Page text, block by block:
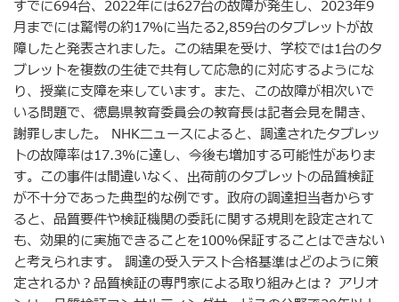
すでに694台、2022年には627台の故障が発生し、2023年9
月までには驚愕の約17％に当たる2,859台のタブレットが故
障したと発表されました。この結果を受け、学校では1台のタ
ブレットを複数の生徒で共有して応急的に対応するようにな
り、授業に支障を来しています。また、この故障が相次いで
いる問題で、徳島県教育委員会の教育長は記者会見を開き、
謝罪しました。 NHKニュースによると、調達されたタブレッ
トの故障率は17.3％に達し、今後も増加する可能性がありま
す。この事件は間違いなく、出荷前のタブレットの品質検証
が不十分であった典型的な例です。政府の調達担当者からす
ると、品質要件や検証機関の委託に関する規則を設定されて
も、効果的に実施できることを100％保証することはできない
と考えられます。 調達の受入テスト合格基準はどのように策
定されるか？品質検証の専門家による取り組みとは？ アリオ